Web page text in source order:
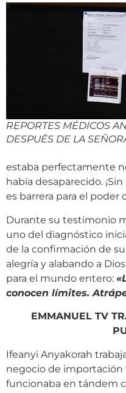
REPORTES MÉDICOS
DESPUÉS DE LA
estaba perfectamente
había desaparecido.
es barrera para el poder
Durante su testimonio
uno del diagnóstico
de la confirmación de
alegría y alabando a
para el mundo entero: «
conocen límites.
EMMANUEL TV
Ifeanyi Anyakorah
negocio de importación
funcionaba en tándem